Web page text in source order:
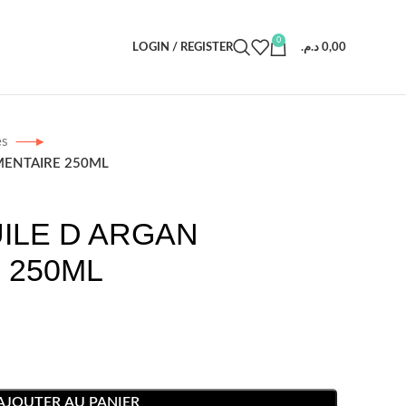
LOGIN / REGISTER
0
0,00 د.م.
250ML
D ARGAN
250ML
AU PANIER